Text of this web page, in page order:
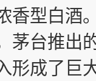
香型白酒
茅台推出
形成了巨